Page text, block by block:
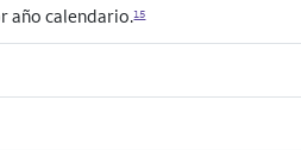
año calendario.15